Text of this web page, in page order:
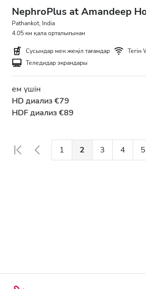
NephroPlus at Amandeep
Pathankot, India
4.05 км қала орталығынан
Сусындар мен жеңіл тағамдар
Тегін
Теледидар экрандары
ем үшін
HD диализ €79
HDF диализ €89
1 2 3 4 5